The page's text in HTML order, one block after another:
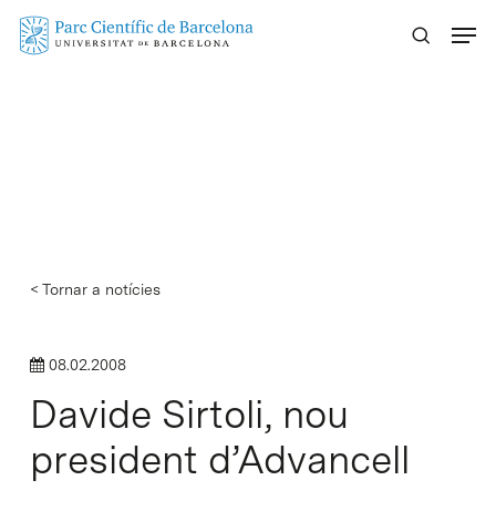
Skip
< Tornar a notícies
08.02.2008
Davide Sirtoli, nou
president d’Advancell